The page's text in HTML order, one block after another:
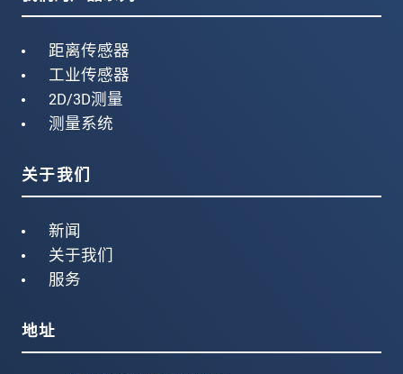
距离传感器
工业传感器
2D/3D测量
测量系统
关于我们
新闻
关于我们
服务
地址